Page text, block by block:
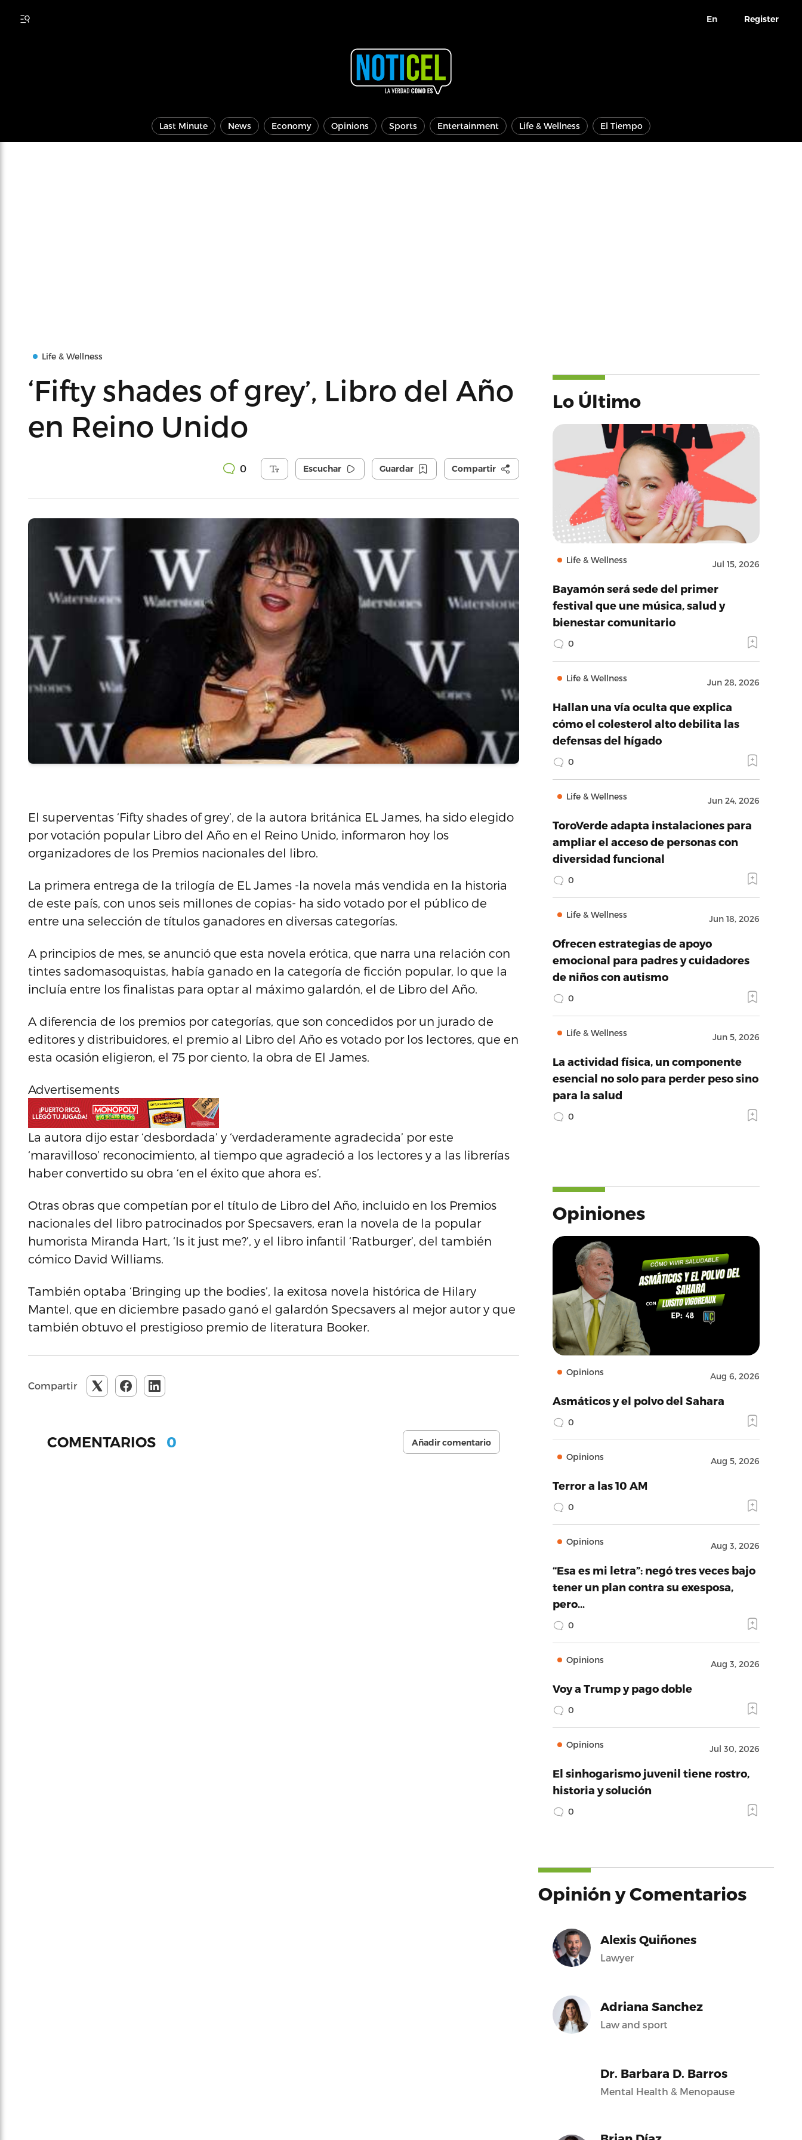
En Register
Last Minute News Economy Opinions Sports Entertainment Life & Wellness El Tiempo
Life & Wellness
‘Fifty shades of grey’, Libro del Año
en Reino Unido
0 Escuchar Guardar Compartir
El superventas ‘Fifty shades of grey’, de la autora británica EL James, ha sido elegido
por votación popular Libro del Año en el Reino Unido, informaron hoy los
organizadores de los Premios nacionales del libro.
La primera entrega de la trilogía de EL James -la novela más vendida en la historia
de este país, con unos seis millones de copias- ha sido votado por el público de
entre una selección de títulos ganadores en diversas categorías.
A principios de mes, se anunció que esta novela erótica, que narra una relación con
tintes sadomasoquistas, había ganado en la categoría de ficción popular, lo que la
incluía entre los finalistas para optar al máximo galardón, el de Libro del Año.
A diferencia de los premios por categorías, que son concedidos por un jurado de
editores y distribuidores, el premio al Libro del Año es votado por los lectores, que en
esta ocasión eligieron, el 75 por ciento, la obra de El James.
Advertisements
La autora dijo estar ‘desbordada’ y ‘verdaderamente agradecida’ por este
‘maravilloso’ reconocimiento, al tiempo que agradeció a los lectores y a las librerías
haber convertido su obra ‘en el éxito que ahora es’.
Otras obras que competían por el título de Libro del Año, incluido en los Premios
nacionales del libro patrocinados por Specsavers, eran la novela de la popular
humorista Miranda Hart, ‘Is it just me?’, y el libro infantil ‘Ratburger’, del también
cómico David Williams.
También optaba ‘Bringing up the bodies’, la exitosa novela histórica de Hilary
Mantel, que en diciembre pasado ganó el galardón Specsavers al mejor autor y que
también obtuvo el prestigioso premio de literatura Booker.
Compartir
COMENTARIOS 0 Añadir comentario
Lo Último
Life & Wellness Jul 15, 2026
Bayamón será sede del primer
festival que une música, salud y
bienestar comunitario
0
Life & Wellness Jun 28, 2026
Hallan una vía oculta que explica
cómo el colesterol alto debilita las
defensas del hígado
0
Life & Wellness Jun 24, 2026
ToroVerde adapta instalaciones para
ampliar el acceso de personas con
diversidad funcional
0
Life & Wellness Jun 18, 2026
Ofrecen estrategias de apoyo
emocional para padres y cuidadores
de niños con autismo
0
Life & Wellness Jun 5, 2026
La actividad física, un componente
esencial no solo para perder peso sino
para la salud
0
Opiniones
Opinions Aug 6, 2026
Asmáticos y el polvo del Sahara
0
Opinions Aug 5, 2026
Terror a las 10 AM
0
Opinions Aug 3, 2026
“Esa es mi letra”: negó tres veces bajo
tener un plan contra su exesposa,
pero…
0
Opinions Aug 3, 2026
Voy a Trump y pago doble
0
Opinions Jul 30, 2026
El sinhogarismo juvenil tiene rostro,
historia y solución
0
Opinión y Comentarios
Alexis Quiñones
Lawyer
Adriana Sanchez
Law and sport
Dr. Barbara D. Barros
Mental Health & Menopause